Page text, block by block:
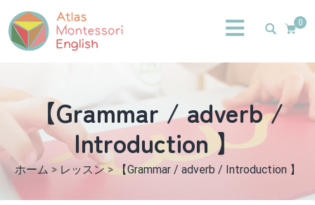
0
【Grammar / adverb /
Introduction 】
ホーム > レッスン> 【Grammar / adverb / Introduction 】